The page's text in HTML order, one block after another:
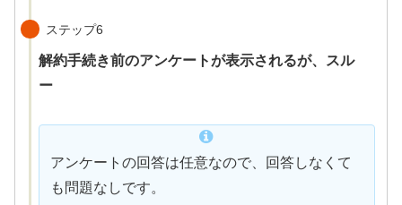
ステップ6
解約手続き前のアンケートが表示されるが、スル
ー
アンケートの回答は任意なので、回答しなくて
も問題なしです。